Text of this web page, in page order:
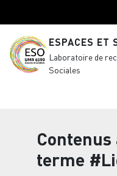
ESPACES ET
Laboratoire de
Sociales
Contenus
terme